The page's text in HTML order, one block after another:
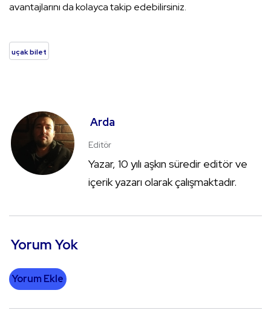
avantajlarını da kolayca takip edebilirsiniz.
uçak bilet
Arda
Editör
Yazar, 10 yılı aşkın süredir editör ve
içerik yazarı olarak çalışmaktadır.
Yorum Yok
Yorum Ekle